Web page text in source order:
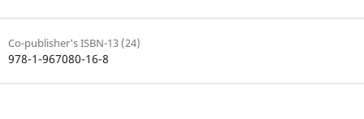
Co-publisher's ISBN-13 (24)
978-1-967080-16-8